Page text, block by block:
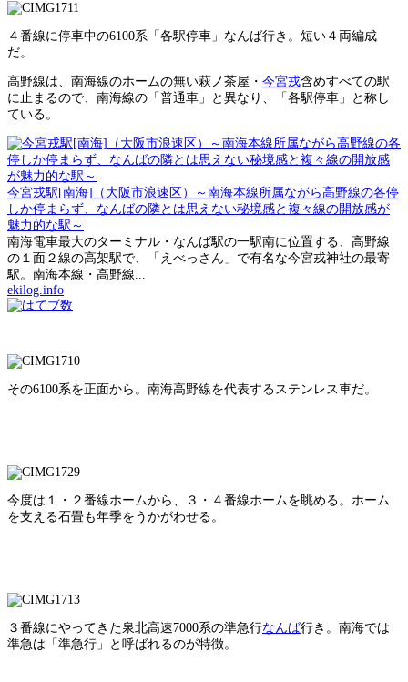
４番線に停車中の6100系「各駅停車」なんば行き。短い４両編成
だ。
高野線は、南海線のホームの無い萩ノ茶屋・ 今宮戎含めすべての駅
に止まるので、南海線の「普通車」と異なり、「各駅停車」と称し
ている。
今宮戎駅[南海]（大阪市浪速区）～南海本線所属ながら高野線の各停
しか停まらず、なんばの隣とは思えない秘境感と複々線の開放感が
魅力的な駅～
南海電車最大のターミナル・なんば駅の一駅南に位置する、高野線
の１面２線の高架駅で、「えべっさん」で有名な今宮戎神社の最寄
駅。南海本線・高野線...
ekilog.info
その6100系を正面から。南海高野線を代表するステンレス車だ。
今度は１・２番線ホームから、３・４番線ホームを眺める。ホーム
を支える石畳も年季をうかがわせる。
３番線にやってきた泉北高速7000系の準急行なんば行き。南海では
準急は「準急行」と呼ばれるのが特徴。